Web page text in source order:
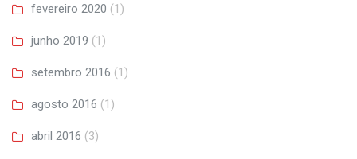
fevereiro 2020 (1)
junho 2019 (1)
setembro 2016 (1)
agosto 2016 (1)
abril 2016 (3)